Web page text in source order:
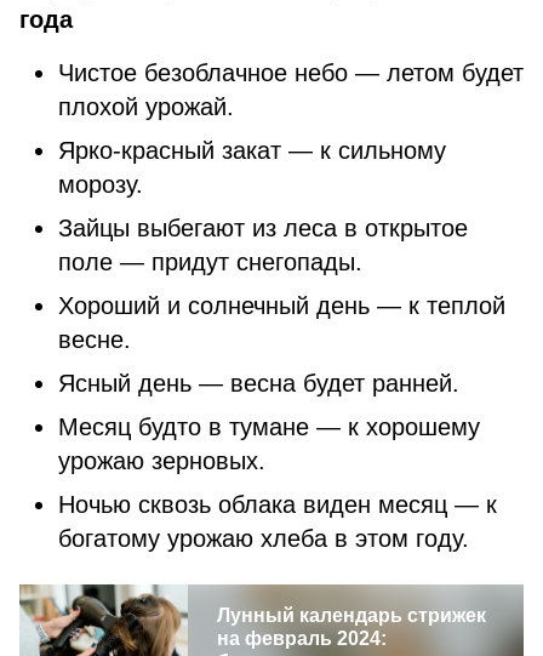
года
Чистое безоблачное небо — летом будет
плохой урожай.
Ярко-красный закат — к сильному
морозу.
Зайцы выбегают из леса в открытое
поле — придут снегопады.
Хороший и солнечный день — к теплой
весне.
Ясный день — весна будет ранней.
Месяц будто в тумане — к хорошему
урожаю зерновых.
Ночью сквозь облака виден месяц — к
богатому урожаю хлеба в этом году.
Лунный календарь стрижек
на февраль 2024: